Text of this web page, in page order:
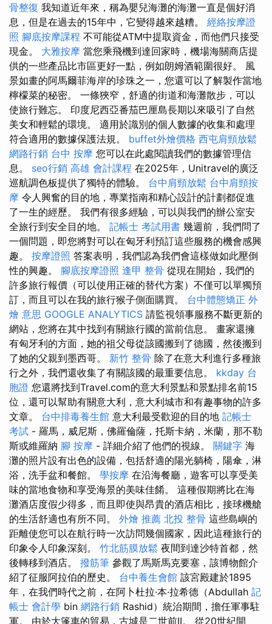
骨整復 我知道近年來，稱為嬰兒海灘的海灘一直是個好消
息，但是在過去的15年中，它變得越來越糟。 經絡按摩證
照 腳底按摩課程 不可能從ATM中提取資金，而他們只接受
現金。 大雅按摩 當您乘飛機到達回家時，機場海關商店提
供的一些產品比市區更好一點，例如朗姆酒範圍很好。 風
景如畫的阿馬爾菲海岸的珍珠之一，您還可以了解製作當地
檸檬菜的秘密。 一條狹窄，舒適的街道和海灘散步，可以
使旅行難忘。 印度尼西亞番茄巴厘島長期以來吸引了自然
美女和輕鬆的環境。 適用於識別的個人數據的收集和處理
符合適用的數據保護法規。 buffet外燴價格 西屯肩頸放鬆
網路行銷 台中 按摩 您可以在此處閱讀我們的數據管理信
息。 seo行銷 高雄 會計課程 在2025年，Unitravel的廣泛
巡航調色板提供了獨特的體驗。 台中肩頸放鬆 台中肩頸按
摩 令人興奮的目的地，專業指南和精心設計的計劃都促進
了一生的經歷。 我們有很多經驗，可以與我們的辦公室安
全旅行到安全目的地。 記帳士 考試用書 幾週前，我們問了
一個問題，即您將對可以在匈牙利預訂這些服務的機會感興
趣。 按摩證照 答案表明，我們認為我們會這樣做如此壓倒
性的興趣。 腳底按摩證照 逢甲 整骨 從現在開始，我們的
許多旅行報價（可以使用正確的替代方案）不僅可以單獨預
訂，而且可以在我的旅行猴子側面購買。 台中體態矯正 外
燴 意思 GOOGLE ANALYTICS 請監視領事服務不斷更新的
網站，您將在其中找到有關旅行國的當前信息。 畫家還擁
有匈牙利的方面，她的祖父母從該國搬到了德國，然後搬到
了她的父親到墨西哥。 新竹 整骨 除了在意大利進行多種旅
行之外，我們還收集了有關該國的最重要信息。 kkday 台
胞證 您還將找到Travel.com的意大利景點和景點排名前15
位，還可以幫助有關意大利，意大利城市和有趣事物的許多
文章。 台中排毒養生館 意大利最受歡迎的目的地 記帳士
考試 - 羅馬，威尼斯，佛羅倫薩，托斯卡納，米蘭，那不勒
斯或維羅納 腳 按摩 - 詳細介紹了他們的視線。 關鍵字 海
灘的照片設有出色的設備，包括舒適的陽光躺椅，陽傘，淋
浴，洗手盆和餐館。 學按摩 在沿海餐廳，遊客可以享受美
味的當地食物和享受海景的美味佳餚。 這種假期將比在海
灘酒店度假少得多，而且即使與昂貴的酒店相比，接球機艙
的生活舒適也有所不同。 外燴 推薦 北投 整骨 這些島嶼的
距離使您可以在航行時一次訪問幾個國家，因此這種旅行的
印象令人印象深刻。 竹北筋膜放鬆 夜間到達沙特首都，然
後轉移到酒店。 撥筋筆 參觀了馬斯馬克要塞，該博物館介
紹了征服阿拉伯的歷史。 台中養生會館 該宮殿建於1895
年，在我們時代之前，在阿卜杜拉·本·拉希德（Abdullah 記
帳士 會計學 bin 網路行銷 Rashid）統治期間，擔任軍事駐
軍。 由於大篷車的貿易，​​古城是二世前II。 從20世紀開